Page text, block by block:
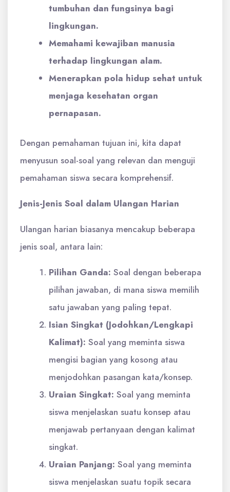
tumbuhan dan fungsinya bagi
lingkungan.
Memahami kewajiban manusia
terhadap lingkungan alam.
Menerapkan pola hidup sehat untuk
menjaga kesehatan organ
pernapasan.
Dengan pemahaman tujuan ini, kita dapat
menyusun soal-soal yang relevan dan menguji
pemahaman siswa secara komprehensif.
Jenis-Jenis Soal dalam Ulangan Harian
Ulangan harian biasanya mencakup beberapa
jenis soal, antara lain:
Pilihan Ganda: Soal dengan beberapa
pilihan jawaban, di mana siswa memilih
satu jawaban yang paling tepat.
Isian Singkat (Jodohkan/Lengkapi
Kalimat): Soal yang meminta siswa
mengisi bagian yang kosong atau
menjodohkan pasangan kata/konsep.
Uraian Singkat: Soal yang meminta
siswa menjelaskan suatu konsep atau
menjawab pertanyaan dengan kalimat
singkat.
Uraian Panjang: Soal yang meminta
siswa menjelaskan suatu topik secara